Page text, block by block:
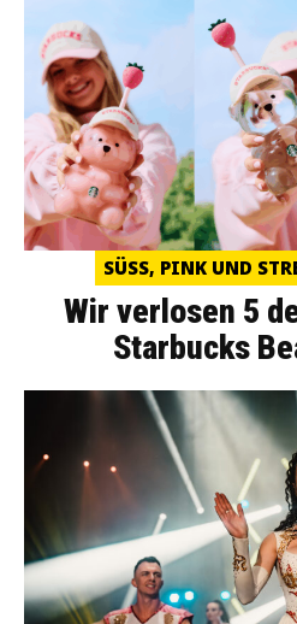
SÜSS, PINK UND
Wir verlosen 5
Starbucks